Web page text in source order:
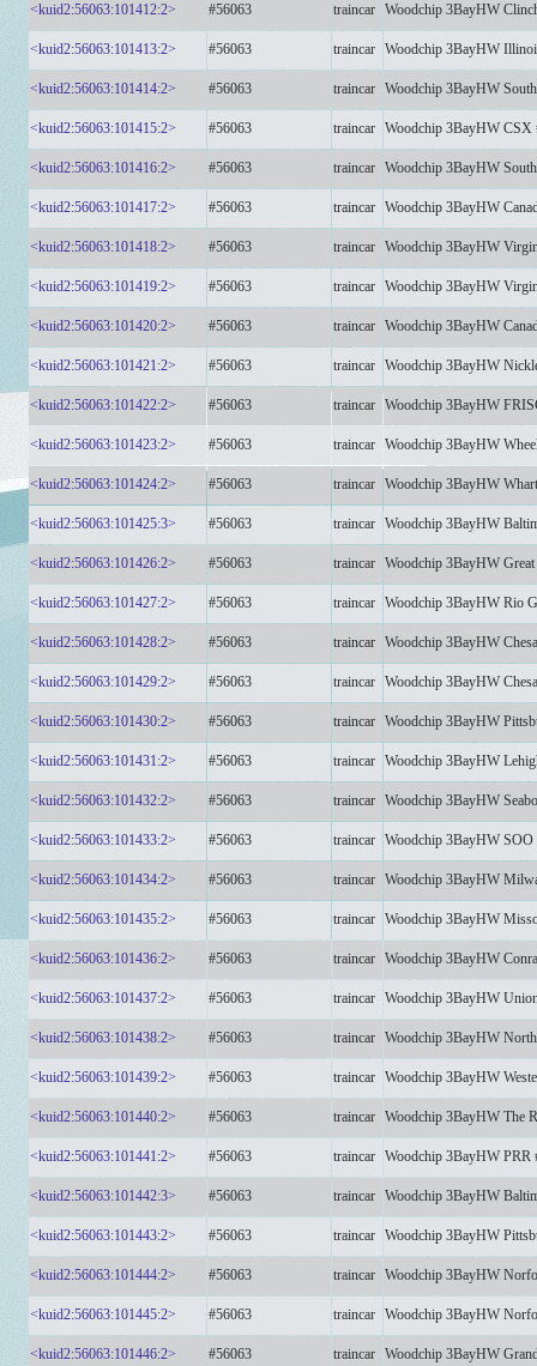
<kuid2:56063:101412:2> #56063 traincar Woodchip 3BayHW
<kuid2:56063:101413:2> #56063 traincar Woodchip 3BayHW
<kuid2:56063:101414:2> #56063 traincar Woodchip 3BayHW
<kuid2:56063:101415:2> #56063 traincar Woodchip 3BayHW CSX
<kuid2:56063:101416:2> #56063 traincar Woodchip 3BayHW
<kuid2:56063:101417:2> #56063 traincar Woodchip 3BayHW
<kuid2:56063:101418:2> #56063 traincar Woodchip 3BayHW
<kuid2:56063:101419:2> #56063 traincar Woodchip 3BayHW
<kuid2:56063:101420:2> #56063 traincar Woodchip 3BayHW
<kuid2:56063:101421:2> #56063 traincar Woodchip 3BayHW
<kuid2:56063:101422:2> #56063 traincar Woodchip 3BayHW
<kuid2:56063:101423:2> #56063 traincar Woodchip 3BayHW
<kuid2:56063:101424:2> #56063 traincar Woodchip 3BayHW
<kuid2:56063:101425:3> #56063 traincar Woodchip 3BayHW
<kuid2:56063:101426:2> #56063 traincar Woodchip 3BayHW
<kuid2:56063:101427:2> #56063 traincar Woodchip 3BayHW Rio
<kuid2:56063:101428:2> #56063 traincar Woodchip 3BayHW
<kuid2:56063:101429:2> #56063 traincar Woodchip 3BayHW
<kuid2:56063:101430:2> #56063 traincar Woodchip 3BayHW
<kuid2:56063:101431:2> #56063 traincar Woodchip 3BayHW
<kuid2:56063:101432:2> #56063 traincar Woodchip 3BayHW
<kuid2:56063:101433:2> #56063 traincar Woodchip 3BayHW SOO
<kuid2:56063:101434:2> #56063 traincar Woodchip 3BayHW
<kuid2:56063:101435:2> #56063 traincar Woodchip 3BayHW
<kuid2:56063:101436:2> #56063 traincar Woodchip 3BayHW
<kuid2:56063:101437:2> #56063 traincar Woodchip 3BayHW
<kuid2:56063:101438:2> #56063 traincar Woodchip 3BayHW
<kuid2:56063:101439:2> #56063 traincar Woodchip 3BayHW
<kuid2:56063:101440:2> #56063 traincar Woodchip 3BayHW The
<kuid2:56063:101441:2> #56063 traincar Woodchip 3BayHW PRR
<kuid2:56063:101442:3> #56063 traincar Woodchip 3BayHW
<kuid2:56063:101443:2> #56063 traincar Woodchip 3BayHW
<kuid2:56063:101444:2> #56063 traincar Woodchip 3BayHW
<kuid2:56063:101445:2> #56063 traincar Woodchip 3BayHW
<kuid2:56063:101446:2> #56063 traincar Woodchip 3BayHW